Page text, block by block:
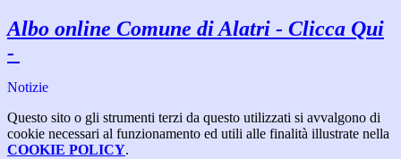
Albo online Comune di Alatri - Clicca Qui
-
Notizie
Questo sito o gli strumenti terzi da questo utilizzati si avvalgono di
cookie necessari al funzionamento ed utili alle finalità illustrate nella
COOKIE POLICY.